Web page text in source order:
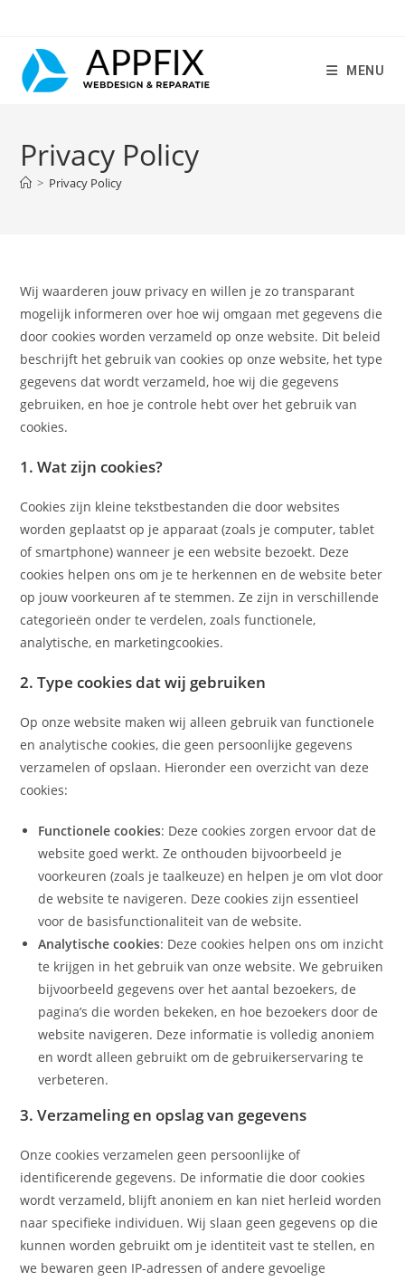
inhoud
MENU
Privacy Policy
> Privacy Policy
Wij waarderen jouw privacy en willen je zo transparant
mogelijk informeren over hoe wij omgaan met gegevens die
door cookies worden verzameld op onze website. Dit beleid
beschrijft het gebruik van cookies op onze website, het type
gegevens dat wordt verzameld, hoe wij die gegevens
gebruiken, en hoe je controle hebt over het gebruik van
cookies.
1. Wat zijn cookies?
Cookies zijn kleine tekstbestanden die door websites
worden geplaatst op je apparaat (zoals je computer, tablet
of smartphone) wanneer je een website bezoekt. Deze
cookies helpen ons om je te herkennen en de website beter
op jouw voorkeuren af te stemmen. Ze zijn in verschillende
categorieën onder te verdelen, zoals functionele,
analytische, en marketingcookies.
2. Type cookies dat wij gebruiken
Op onze website maken wij alleen gebruik van functionele
en analytische cookies, die geen persoonlijke gegevens
verzamelen of opslaan. Hieronder een overzicht van deze
cookies:
Functionele cookies: Deze cookies zorgen ervoor dat de
website goed werkt. Ze onthouden bijvoorbeeld je
voorkeuren (zoals je taalkeuze) en helpen je om vlot door
de website te navigeren. Deze cookies zijn essentieel
voor de basisfunctionaliteit van de website.
Analytische cookies: Deze cookies helpen ons om inzicht
te krijgen in het gebruik van onze website. We gebruiken
bijvoorbeeld gegevens over het aantal bezoekers, de
pagina’s die worden bekeken, en hoe bezoekers door de
website navigeren. Deze informatie is volledig anoniem
en wordt alleen gebruikt om de gebruikerservaring te
verbeteren.
3. Verzameling en opslag van gegevens
Onze cookies verzamelen geen persoonlijke of
identificerende gegevens. De informatie die door cookies
wordt verzameld, blijft anoniem en kan niet herleid worden
naar specifieke individuen. Wij slaan geen gegevens op die
kunnen worden gebruikt om je identiteit vast te stellen, en
we bewaren geen IP-adressen of andere gevoelige